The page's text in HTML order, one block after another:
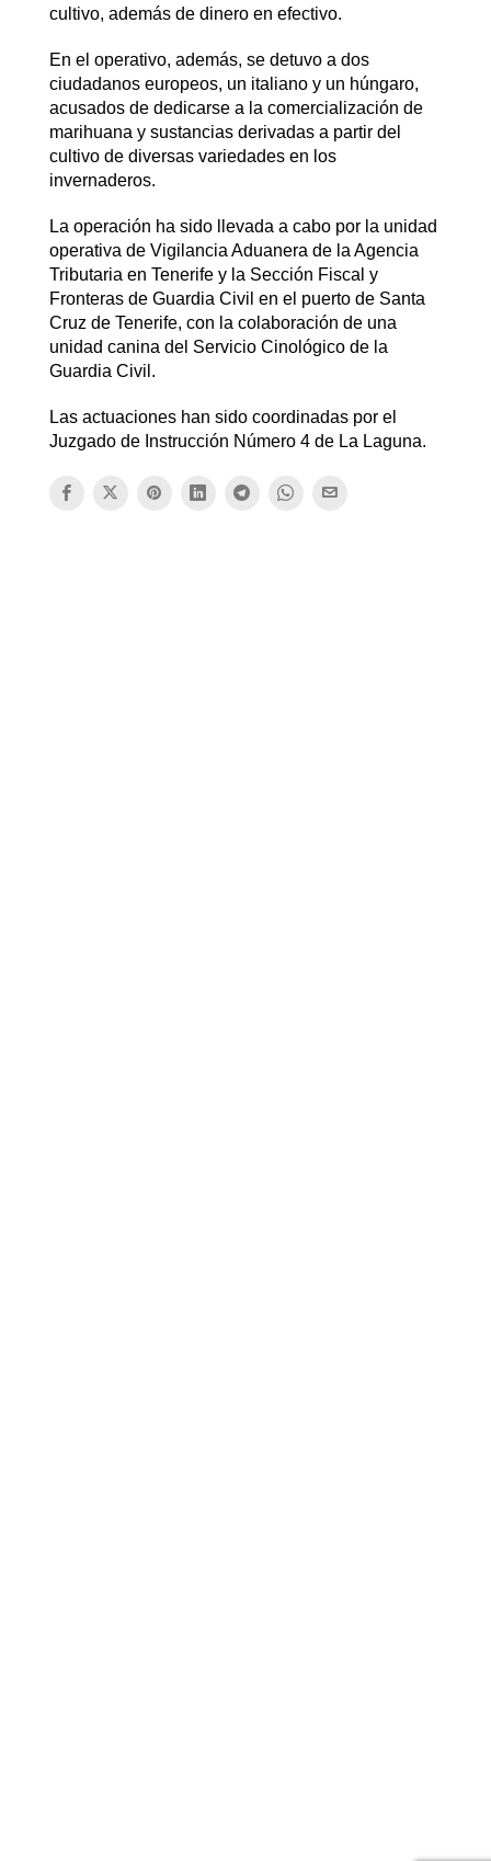
cultivo, además de dinero en efectivo.
En el operativo, además, se detuvo a dos
ciudadanos europeos, un italiano y un húngaro,
acusados de dedicarse a la comercialización de
marihuana y sustancias derivadas a partir del
cultivo de diversas variedades en los
invernaderos.
La operación ha sido llevada a cabo por la unidad
operativa de Vigilancia Aduanera de la Agencia
Tributaria en Tenerife y la Sección Fiscal y
Fronteras de Guardia Civil en el puerto de Santa
Cruz de Tenerife, con la colaboración de una
unidad canina del Servicio Cinológico de la
Guardia Civil.
Las actuaciones han sido coordinadas por el
Juzgado de Instrucción Número 4 de La Laguna.